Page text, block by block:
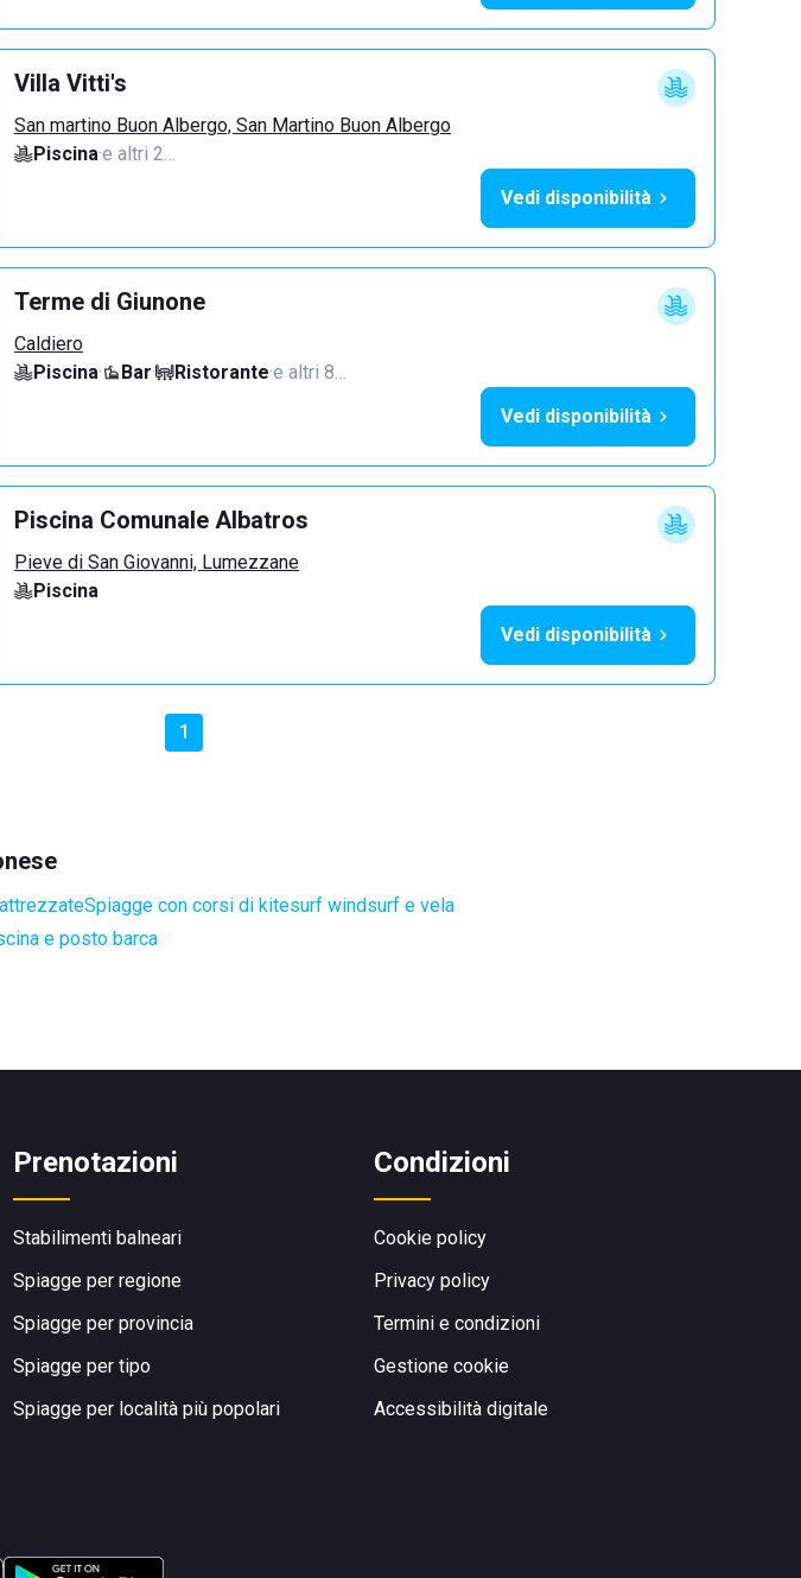
Villa Vitti's
San martino Buon Albergo, San Martino Buon Albergo
Piscina·e altri 2…
Vedi disponibilità
Terme di Giunone
Caldiero
Piscina· Bar· Ristorante·e altri 8…
Vedi disponibilità
Piscina Comunale Albatros
Pieve di San Giovanni, Lumezzane
Piscina
Vedi disponibilità
1
Spiagge con corsi di kitesurf windsurf e vela
e posto barca
Prenotazioni
Stabilimenti balneari
Spiagge per regione
Spiagge per provincia
Spiagge per tipo
Spiagge per località più popolari
Condizioni
Cookie policy
Privacy policy
Termini e condizioni
Gestione cookie
Accessibilità digitale